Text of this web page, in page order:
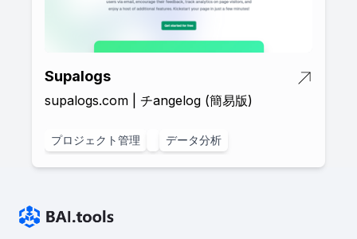
Supalogs
supalogs.com | チangelog (簡易版)
プロジェクト管理 データ分析